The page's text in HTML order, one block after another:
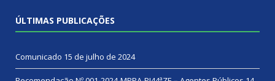
ÚLTIMAS PUBLICAÇÕES
Comunicado 15 de julho de 2024